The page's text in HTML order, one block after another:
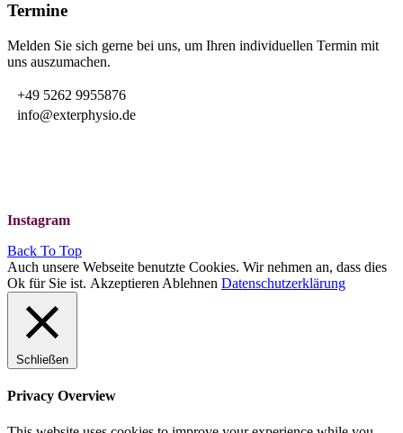
Termine
Melden Sie sich gerne bei uns, um Ihren individuellen Termin mit
uns auszumachen.
+49 5262 9955876
info@exterphysio.de
Instagram
Back To Top
Auch unsere Webseite benutzte Cookies. Wir nehmen an, dass dies
Ok für Sie ist. Akzeptieren Ablehnen Datenschutzerklärung
Schließen
Privacy Overview